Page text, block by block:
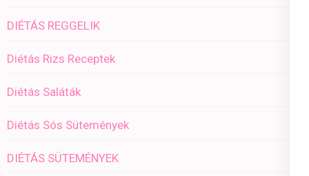
DIÉTÁS REGGELIK
Diétás Rizs Receptek
Diétás Saláták
Diétás Sós Sütemények
DIÉTÁS SÜTEMÉNYEK